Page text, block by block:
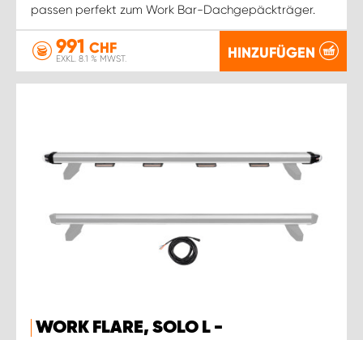
passen perfekt zum Work Bar-Dachgepäckträger.
991 CHF
EXKL. 8.1 % MWST. HINZUFÜGEN
WORK FLARE, SOLO L -